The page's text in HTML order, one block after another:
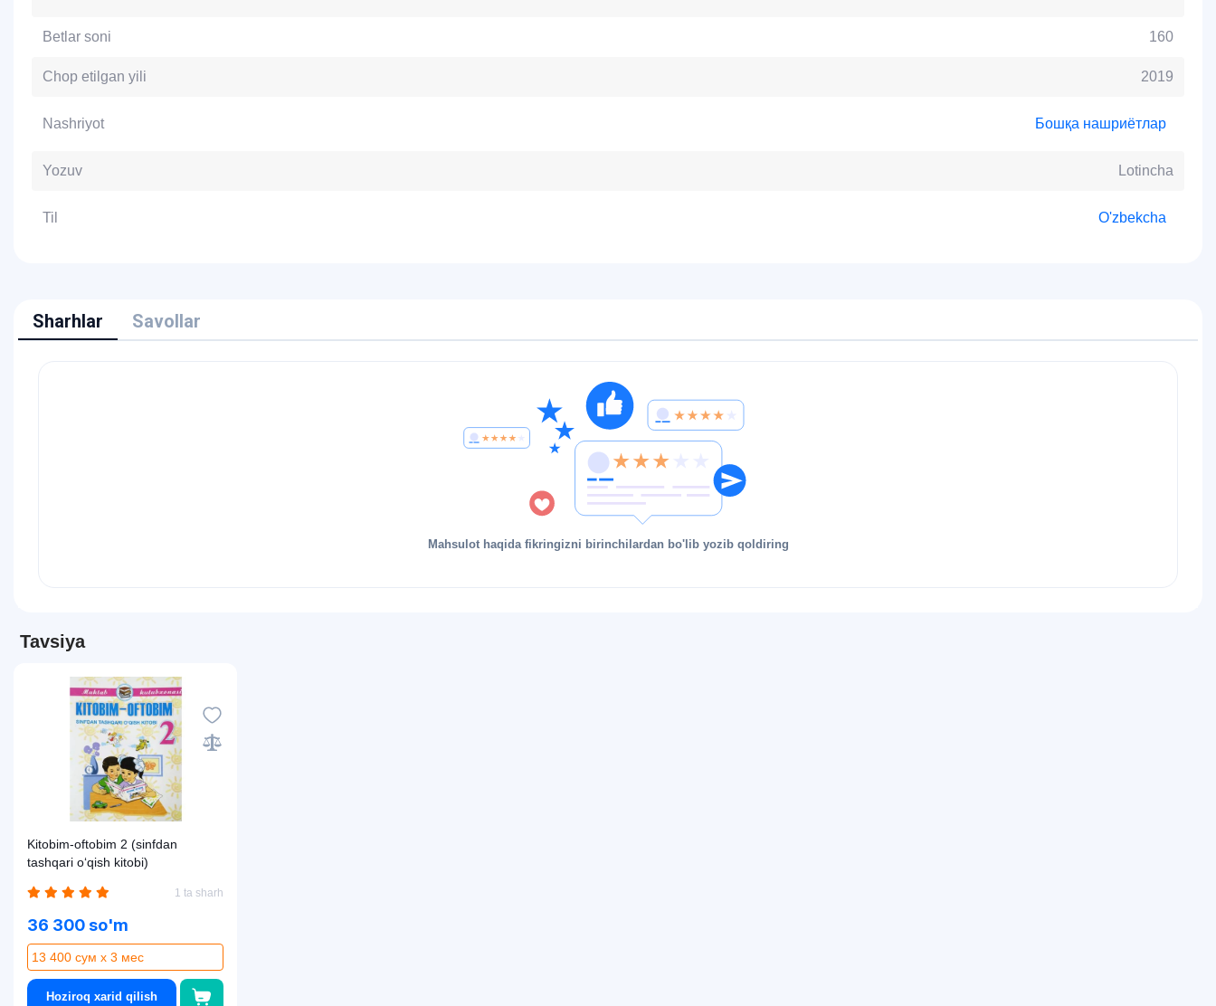
Betlar soni 160
Chop etilgan yili 2019
Nashriyot Бошқа нашриётлар
Yozuv Lotincha
Til O'zbekcha
Sharhlar Savollar
Mahsulot haqida fikringizni birinchilardan bo'lib yozib qoldiring
Tavsiya
Kitobim-oftobim 2 (sinfdan
tashqari o‘qish kitobi)
1 ta sharh
36 300 so'm
13 400 сум x 3 мес
Hoziroq xarid qilish